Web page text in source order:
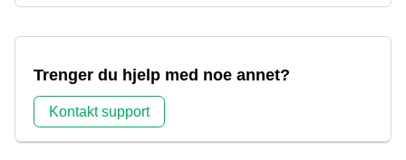
Trenger du hjelp med noe annet?
Kontakt support